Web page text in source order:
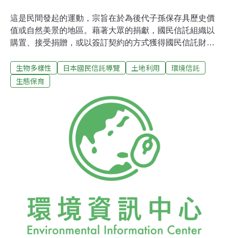
這是民間發起的運動，宗旨在於為後代子孫保存具歷史價
值或自然美景的地區。藉著大眾的捐獻，國民信託組織以
購置、接受捐贈，或以簽訂契約的方式獲得國民信託財
個行動的構想始於1895年，之後在英國蓬勃發展。目前
「國民信託」是英國第一大土地持有者，組織照顧了2,700
古蹟與庭園。日本的國家信託運動始於1964年，當時作家
大佛次郎和其他鎌倉市的居民合力拯救這個美麗的古都，
使其免於無節制的開發。而現今日本各地有近50個不同的
國民信託運動正在進行，其中包括包括北海道的知床半島
以及和歌山的天神崎。國民信託活動已擴展至全球，像是
美國、加拿大、巴哈馬、荷蘭、馬來西亞、台灣、韓國、
斐濟、紐西蘭、澳洲等等。在任何國家，當地的國民信託
生物多樣性 日本國民信託導覽 土地利用
環境信託
生態保育